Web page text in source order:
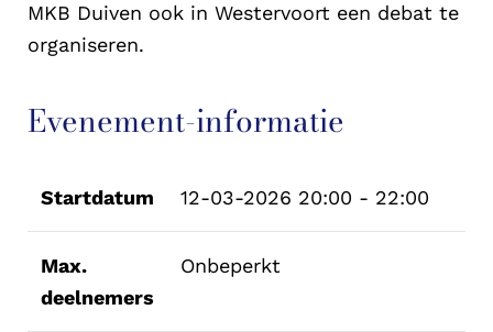
MKB Duiven ook in Westervoort een debat te
organiseren.
Evenement-informatie
Startdatum 12-03-2026 20:00 - 22:00
Max.
deelnemers
Onbeperkt